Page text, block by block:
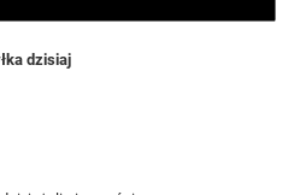
dzisiaj